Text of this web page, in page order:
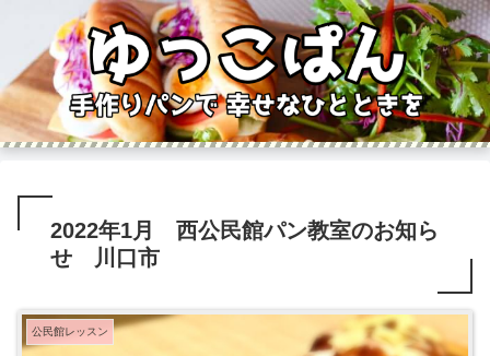
2022年1月 西公民館パン教室のお知ら
せ 川口市
公民館レッスン